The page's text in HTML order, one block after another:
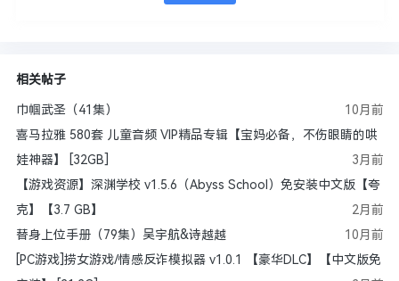
相关帖子
巾帼武圣（41集）
10月前
喜马拉雅 580套 儿童音频 VIP精品专辑【宝妈必备，不伤眼睛的哄
娃神器】 [32GB]
3月前
【游戏资源】深渊学校 v1.5.6（Abyss School）免安装中文版【夸
克】【3.7 GB】
2月前
替身上位手册（79集）吴宇航&诗越越
10月前
[PC游戏]捞女游戏/情感反诈模拟器 v1.0.1 【豪华DLC】【中文版免